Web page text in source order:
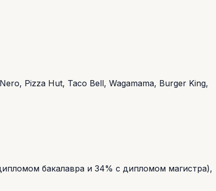
Pizza Hut, Taco Bell, Wagamama, Burger King,
бакалавра и 34% с дипломом магистра),